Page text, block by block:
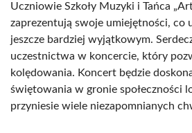
Uczniowie Szkoły Muzyki i Tańca
zaprezentują swoje umiejętności, co
jeszcze bardziej wyjątkowym.
uczestnictwa w koncercie, który
kolędowania. Koncert będzie
świętowania w gronie społeczności
przyniesie wiele niezapomnianych